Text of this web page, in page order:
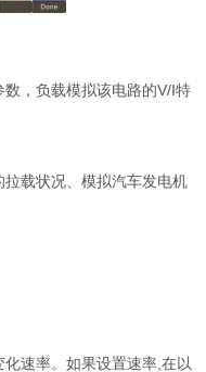
，负载模拟该电路的V/I特
载状况、模拟汽车发电机
速率。如果设置速率,在以